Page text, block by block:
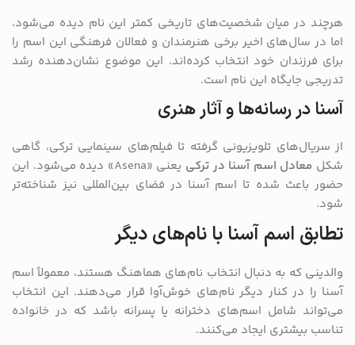
هرچند در میان شخصیت‌های تاریخی کمتر این نام دیده می‌شود،
اما در سال‌های اخیر برخی هنرمندان و فعالان فرهنگی این اسم را
برای فرزندان خود انتخاب کرده‌اند. این موضوع نشان‌دهنده رشد
تدریجی جایگاه این نام است.
آسنا در رسانه‌ها و آثار هنری
از سریال‌های تلویزیونی گرفته تا فیلم‌های سینمایی ترکی، گاهی
شکل معادل اسم آسنا در ترکی
یعنی «Asena» دیده می‌شود. این
حضور باعث شده تا اسم آسنا در فضای بین‌المللی نیز شناخته‌تر
شود.
تطابق اسم آسنا با نام‌های دیگر
والدینی که به دنبال انتخاب نام‌های هماهنگ هستند، معمولاً اسم
آسنا را در کنار دیگر نام‌های خوش‌آوا قرار می‌دهند. این انتخاب
می‌تواند شامل اسم‌های دخترانه یا پسرانه باشد که در خانواده
تناسب بیشتری ایجاد می‌کنند.